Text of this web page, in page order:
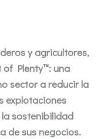
y agricultores,
of Plenty™: una
sector a reducir la
explotaciones
sostenibilidad
de sus negocios.